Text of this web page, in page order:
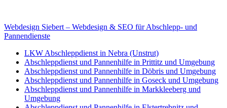
Webdesign Siebert – Webdesign & SEO für Abschlepp- und
Pannendienste
LKW Abschleppdienst in Nebra (Unstrut)
Abschleppdienst und Pannenhilfe in Prittitz und Umgebung
Abschleppdienst und Pannenhilfe in Döbris und Umgebung
Abschleppdienst und Pannenhilfe in Goseck und Umgebung
Abschleppdienst und Pannenhilfe in Markkleeberg und
Umgebung